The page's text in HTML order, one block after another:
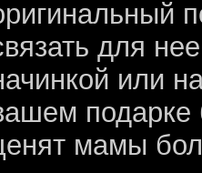
для
или
подарке
мамы